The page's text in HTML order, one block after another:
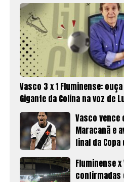
Vasco 3 x 1 Fluminense:
Gigante da Colina na voz de
Vasco vence
Maracanã e
final da
Fluminense